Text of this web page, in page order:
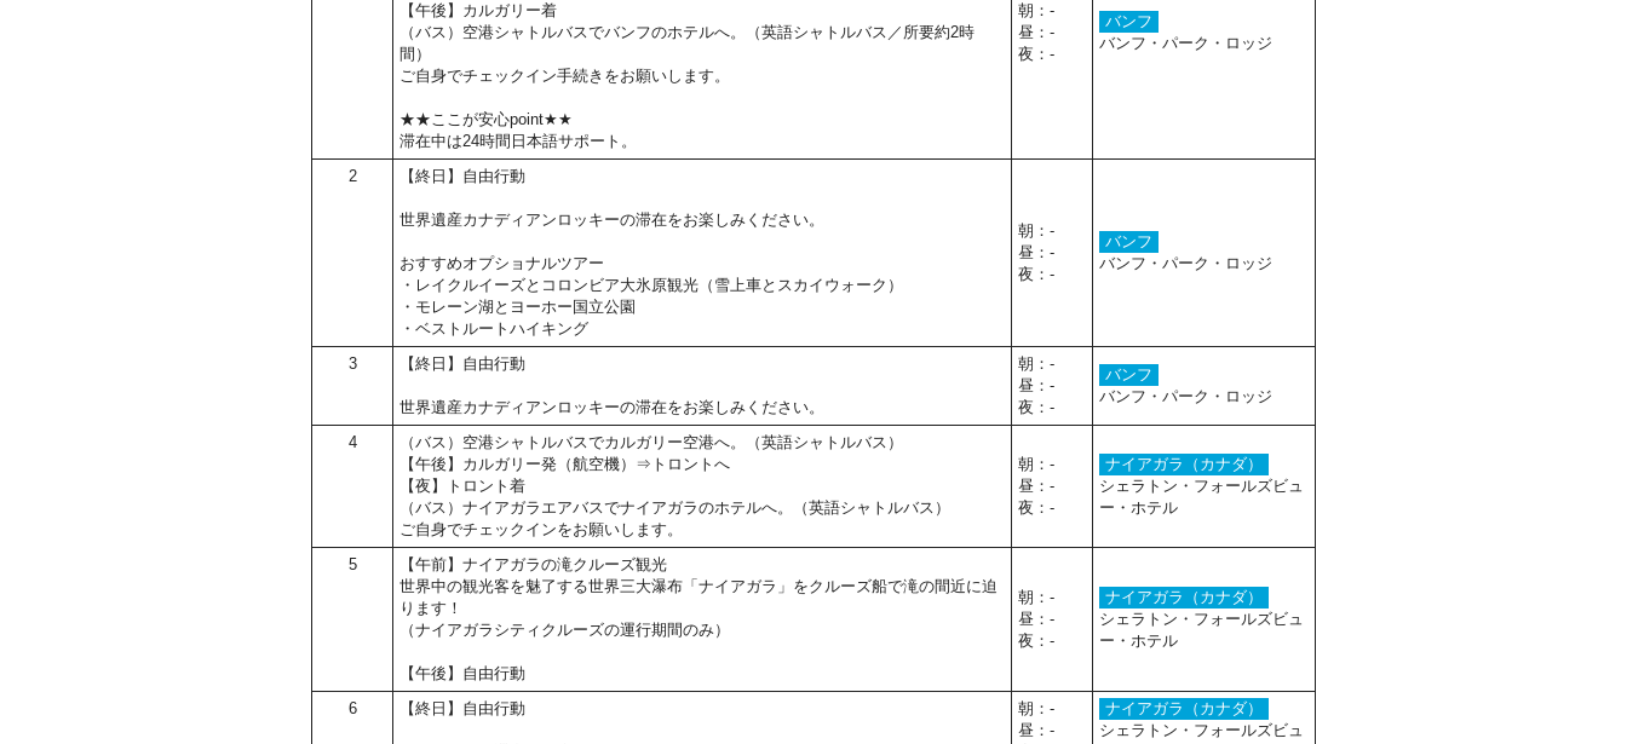
【午後】カルガリー着
（バス）空港シャトルバスでバンフのホテルへ。（英語シャトルバス／所要約2時
間）
ご自身でチェックイン手続きをお願いします。
★★ここが安心point★★
滞在中は24時間日本語サポート。
朝：-
昼：-
夜：-
バンフ
バンフ・パーク・ロッジ
2 【終日】自由行動
世界遺産カナディアンロッキーの滞在をお楽しみください。
おすすめオプショナルツアー
・レイクルイーズとコロンビア大氷原観光（雪上車とスカイウォーク）
・モレーン湖とヨーホー国立公園
・ベストルートハイキング
朝：-
昼：-
夜：-
バンフ
バンフ・パーク・ロッジ
3 【終日】自由行動
世界遺産カナディアンロッキーの滞在をお楽しみください。
朝：-
昼：-
夜：-
バンフ
バンフ・パーク・ロッジ
4
（バス）空港シャトルバスでカルガリー空港へ。（英語シャトルバス）
【午後】カルガリー発（航空機）⇒トロントへ
【夜】トロント着
（バス）ナイアガラエアバスでナイアガラのホテルへ。（英語シャトルバス）
ご自身でチェックインをお願いします。
朝：-
昼：-
夜：-
ナイアガラ（カナダ）
シェラトン・フォールズビュ
ー・ホテル
5
【午前】ナイアガラの滝クルーズ観光
世界中の観光客を魅了する世界三大瀑布「ナイアガラ」をクルーズ船で滝の間近に迫
ります！
（ナイアガラシティクルーズの運行期間のみ）
【午後】自由行動
朝：-
昼：-
夜：-
ナイアガラ（カナダ）
シェラトン・フォールズビュ
ー・ホテル
6 【終日】自由行動
朝：-
昼：-
ナイアガラ（カナダ）
シェラトン・フォールズビュ